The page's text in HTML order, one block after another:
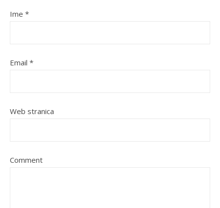
Ime *
Email *
Web stranica
Comment